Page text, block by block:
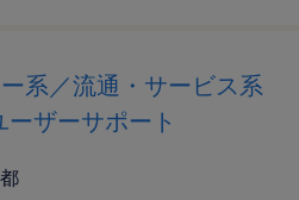
系／流通・サービス系
ザーサポート